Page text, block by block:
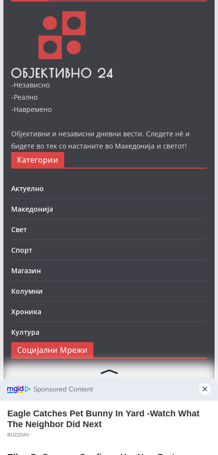
-Независно
-Реално
-Навремено
Објективни и независни дневни вести. Следете нè и
бидете во тек со настаните во Македонија и светот!
Категории
Актуелно
Македонија
Свет
Спорт
Магазин
Колумни
Хроника
Култура
Социјални Мрежи
Следете нè на Фејсбук за да сте во тек со најновите